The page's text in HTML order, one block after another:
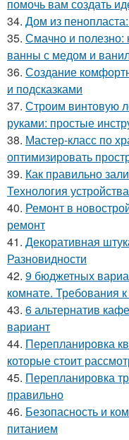
помочь вам создать
34. Дом из
35. Смачно и полезно:
ванны с медом и
36. Создание
и подсказками
37. Строим винтовую
руками: простые
38. Мастер-класс по
оптимизировать
39. Как правильно
Технология
40. Ремонт в
ремонт
41. Декоративная
Разновидности
42. 9 бюджетных
комнате. Требования
43. 6 альтернатив
вариант
44. Перепланировка
которые стоит
45. Перепланировка
правильно
46. Безопасность и
питанием